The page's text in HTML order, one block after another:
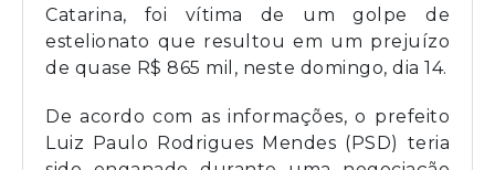
Catarina, foi vítima de um golpe de
estelionato que resultou em um prejuízo
de quase R$ 865 mil, neste domingo, dia 14.
De acordo com as informações, o prefeito
Luiz Paulo Rodrigues Mendes (PSD) teria